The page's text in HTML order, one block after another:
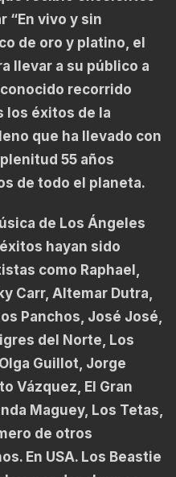
“En vivo y sin
de oro y platino, el
llevar a su público a
recorrido
los éxitos de la
que ha llevado con
55 años
de todo el planeta.
de Los Ángeles
hayan sido
como Raphael,
Carr, Altemar Dutra,
Panchos, José José,
del Norte, Los
Guillot, Jorge
Vázquez, El Gran
Maguey, Los Tetas,
de otros
En USA. Los Beastie